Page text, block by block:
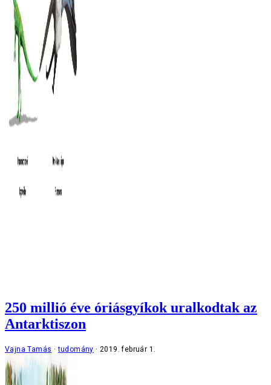
250 millió éve óriásgyíkok uralkodtak az
Antarktiszon
Vajna Tamás tudomány 2019. február 1.